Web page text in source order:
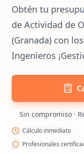
Obtén tu
de Actividad de
(Granada) con
Ingenieros
Sin compromiso ·
Cálculo inmediato
Profesionales